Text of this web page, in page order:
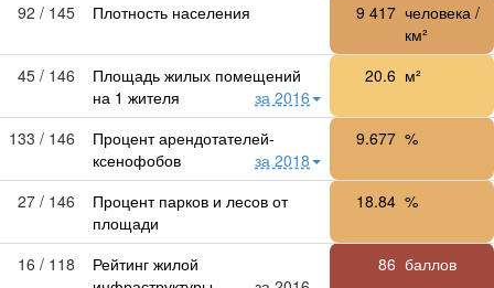
92 / 145
Плотность населения 9 417 человека /
км²
45 / 146
Площадь жилых помещений
на 1 жителя
за 2016
20.6 м²
133 / 146
Процент арендотателей-
ксенофобов
за 2018
9.677 %
27 / 146
Процент парков и лесов от
площади
18.84 %
16 / 118
Рейтинг жилой
86 баллов